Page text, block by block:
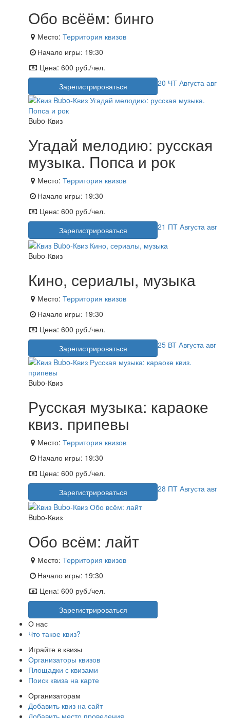
Обо всёём: бинго
Место: Территория квизов
Начало игры: 19:30
Цена: 600 руб./чел.
Зарегистрироваться
20 ЧТ Августа авг
Bubo-Квиз
Угадай мелодию: русская
музыка. Попса и рок
Место: Территория квизов
Начало игры: 19:30
Цена: 600 руб./чел.
Зарегистрироваться
21 ПТ Августа авг
Bubo-Квиз
Кино, сериалы, музыка
Место: Территория квизов
Начало игры: 19:30
Цена: 600 руб./чел.
Зарегистрироваться
25 ВТ Августа авг
Bubo-Квиз
Русская музыка: караоке
квиз. припевы
Место: Территория квизов
Начало игры: 19:30
Цена: 600 руб./чел.
Зарегистрироваться
28 ПТ Августа авг
Bubo-Квиз
Обо всём: лайт
Место: Территория квизов
Начало игры: 19:30
Цена: 600 руб./чел.
Зарегистрироваться
О нас
Что такое квиз?
Играйте в квизы
Организаторы квизов
Площадки с квизами
Поиск квиза на карте
Организаторам
Добавить квиз на сайт
Добавить место проведения